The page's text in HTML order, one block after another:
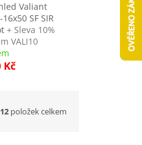
Valiant
SF SIR
+ Sleva 10%
VALI10
Kč
12 položek celkem